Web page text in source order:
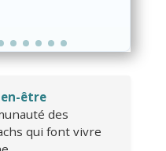
être
des
qui font vivre